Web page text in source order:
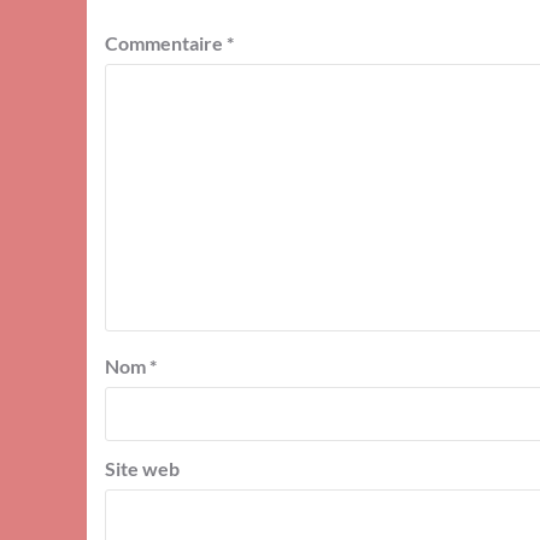
Commentaire *
Nom *
Site web